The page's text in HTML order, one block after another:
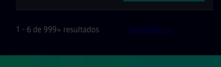
1 - 6 de 999+ resultados Siguiente >>